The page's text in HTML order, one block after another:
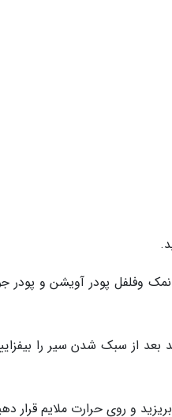
وفلفل پودر آویشن و پودر
بعد از سبک شدن سیر را